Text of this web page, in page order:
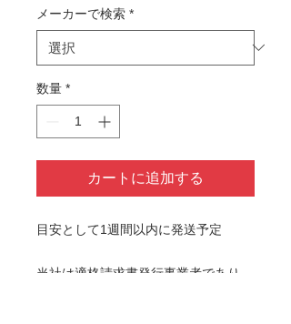
メーカーで検索 *
数量 *
カートに追加する
目安として1週間以内に発送予定
当社は適格請求書発行事業者であり、